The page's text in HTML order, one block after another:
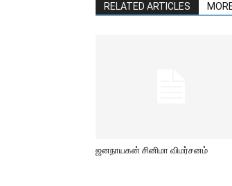
RELATED ARTICLES
ஜனநாயகன் சினிமா விமர்சனம்